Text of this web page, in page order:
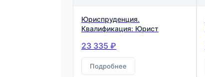
Юриспруденция.
Квалификация: Юрист
23 335 ₽
Подробнее